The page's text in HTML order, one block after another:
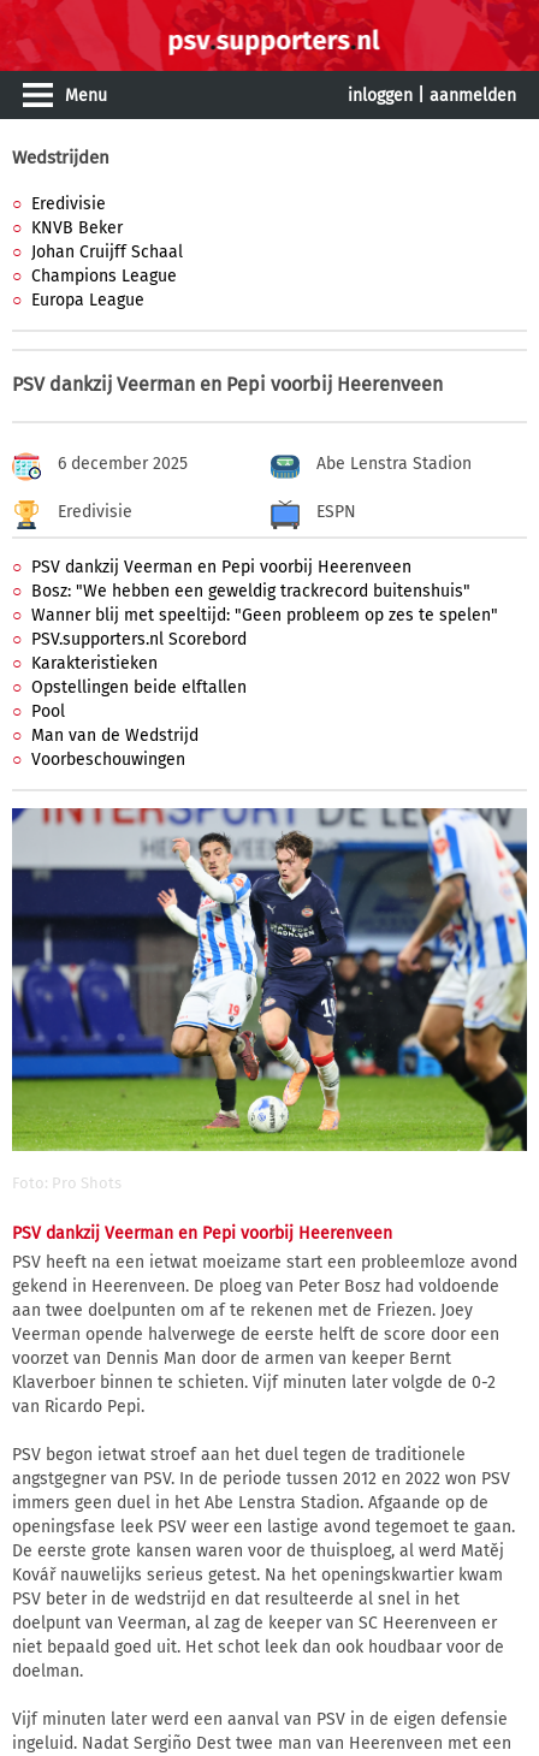
Menu inloggen aanmelden
Wedstrijden
Eredivisie
KNVB Beker
Johan Cruijff Schaal
Champions League
Europa League
PSV dankzij Veerman en Pepi voorbij Heerenveen
6 december 2025 Abe Lenstra Stadion
Eredivisie ESPN
PSV dankzij Veerman en Pepi voorbij Heerenveen
Bosz: "We hebben een geweldig trackrecord buitenshuis"
Wanner blij met speeltijd: "Geen probleem op zes te spelen"
PSV.supporters.nl Scorebord
Karakteristieken
Opstellingen beide elftallen
Pool
Man van de Wedstrijd
Voorbeschouwingen
Foto: Pro Shots
PSV dankzij Veerman en Pepi voorbij Heerenveen
PSV heeft na een ietwat moeizame start een probleemloze avond
gekend in Heerenveen. De ploeg van Peter Bosz had voldoende
aan twee doelpunten om af te rekenen met de Friezen. Joey
Veerman opende halverwege de eerste helft de score door een
voorzet van Dennis Man door de armen van keeper Bernt
Klaverboer binnen te schieten. Vijf minuten later volgde de 0-2
van Ricardo Pepi.
PSV begon ietwat stroef aan het duel tegen de traditionele
angstgegner van PSV. In de periode tussen 2012 en 2022 won PSV
immers geen duel in het Abe Lenstra Stadion. Afgaande op de
openingsfase leek PSV weer een lastige avond tegemoet te gaan.
De eerste grote kansen waren voor de thuisploeg, al werd Matěj
Kovář nauwelijks serieus getest. Na het openingskwartier kwam
PSV beter in de wedstrijd en dat resulteerde al snel in het
doelpunt van Veerman, al zag de keeper van SC Heerenveen er
niet bepaald goed uit. Het schot leek dan ook houdbaar voor de
doelman.
Vijf minuten later werd een aanval van PSV in de eigen defensie
ingeluid. Nadat Sergiño Dest twee man van Heerenveen met een